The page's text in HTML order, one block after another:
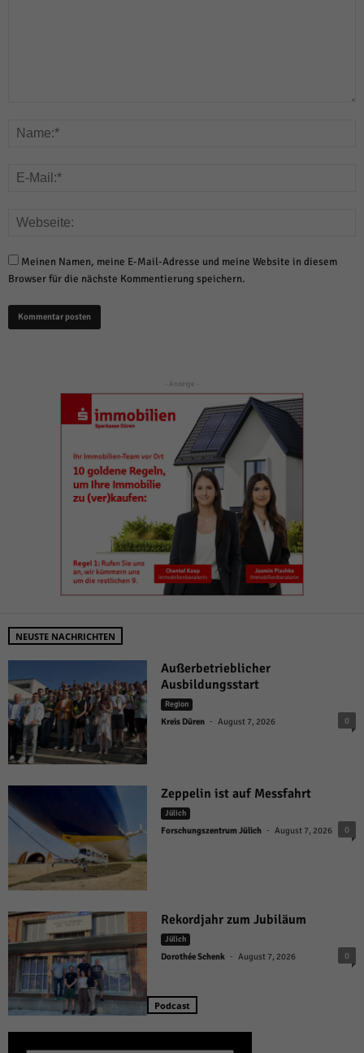
Meinen Namen, meine E-Mail-Adresse und meine Website in diesem
Browser für die nächste Kommentierung speichern.
- Anzeige -
NEUSTE NACHRICHTEN
Außerbetrieblicher
Ausbildungsstart
Region
Kreis Düren - August 7, 2026 0
Zeppelin ist auf Messfahrt
Jülich
Forschungszentrum Jülich - August 7, 2026 0
Rekordjahr zum Jubiläum
Jülich
Dorothée Schenk - August 7, 2026 0
Podcast